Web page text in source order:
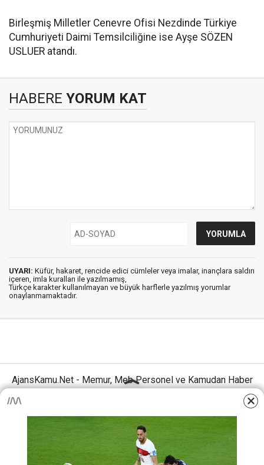
​Birleşmiş Milletler Cenevre Ofisi Nezdinde Türkiye
Cumhuriyeti Daimi Temsilciliğine ise Ayşe SÖZEN
USLUER atandı.
HABERE YORUM KAT
UYARI: Küfür, hakaret, rencide edici cümleler veya imalar, inançlara saldırı
içeren, imla kuralları ile yazılmamış,
Türkçe karakter kullanılmayan ve büyük harflerle yazılmış yorumlar
onaylanmamaktadır.
AjansKamu.Net - Memur, Meb Personel ve Kamudan Haber
Anasayfa İletişim
MEB Personel – Öğretmen Haberleri